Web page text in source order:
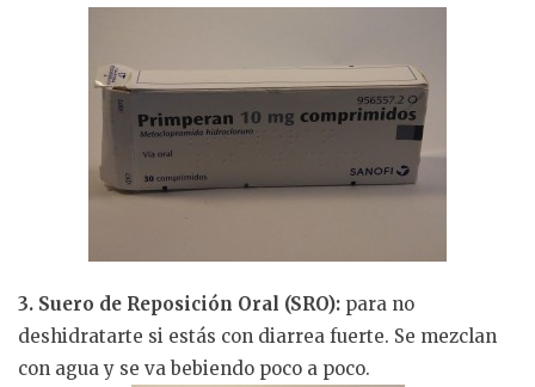
3. Suero de Reposición Oral (SRO): para no
deshidratarte si estás con diarrea fuerte. Se mezclan
con agua y se va bebiendo poco a poco.